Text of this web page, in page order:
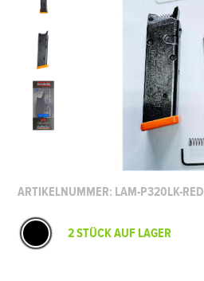
ARTIKELNUMMER: LAM-P320LK-RED
2 STÜCK AUF LAGER